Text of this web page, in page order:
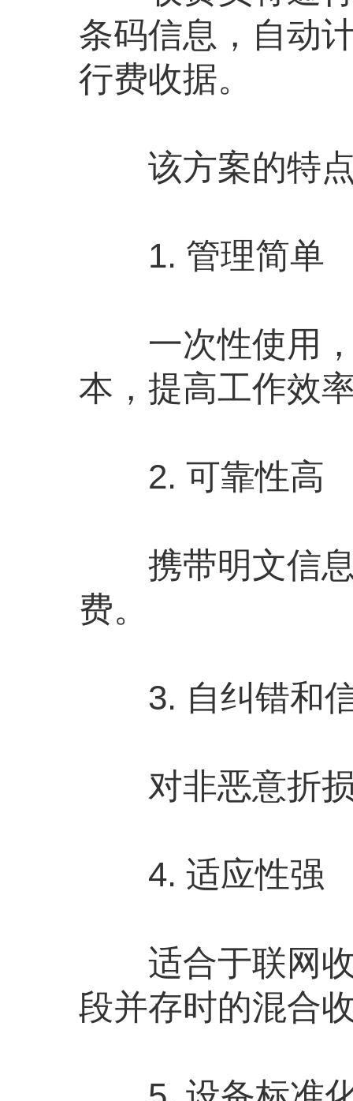
条码信息，自动
行费收据。
该方案的特点
1. 管理简单
一次性使用，
本，提高工作效
2. 可靠性高
携带明文信息
费。
3. 自纠错和信
对非恶意折损
4. 适应性强
适合于联网收
段并存时的混合